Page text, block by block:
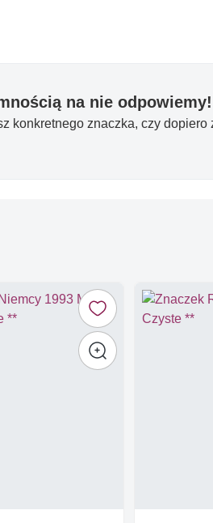
na nie odpowiemy!
konkretnego znaczka, czy dopiero